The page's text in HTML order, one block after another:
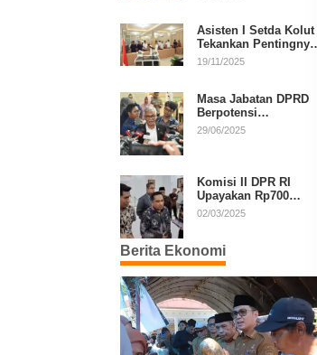
Asisten I Setda Kolut
Tekankan Pentingnya
Pendidikan Politik
19/11/2025
Masa Jabatan DPRD
Berpotensi
Diperpanjang, Aria
29/06/2025
Komisi II DPR RI
Upayakan Rp700
Miliar dari APBN
Putusan MK
02/03/2025
Berita Ekonomi